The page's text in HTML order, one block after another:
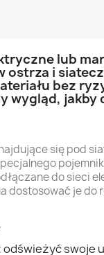
lub
ostrza i
bez
wygląd, jakby
się pod
do sieci
dostosować je do
swoje